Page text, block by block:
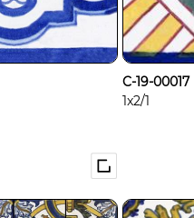
C-19-00017
1x2/1